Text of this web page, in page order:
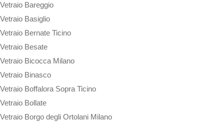
Vetraio Bareggio
Vetraio Basiglio
Vetraio Bernate Ticino
Vetraio Besate
Vetraio Bicocca Milano
Vetraio Binasco
Vetraio Boffalora Sopra Ticino
Vetraio Bollate
Vetraio Borgo degli Ortolani Milano